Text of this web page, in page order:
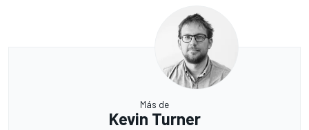
Más de
Kevin Turner